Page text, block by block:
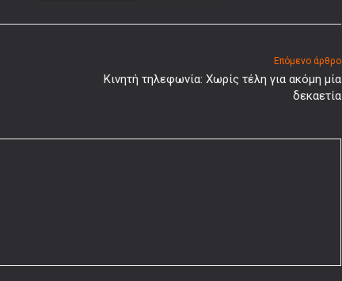
Επόμενο άρθρο
Κινητή τηλεφωνία: Χωρίς τέλη για ακόμη μία
δεκαετία